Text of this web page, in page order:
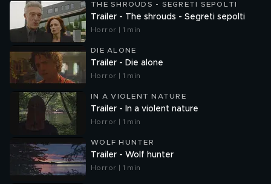
THE SHROUDS - SEGRETI SEPOLTI
Trailer - The shrouds - Segreti sepolti
Horror | 1 min
DIE ALONE
Trailer - Die alone
Horror | 1 min
IN A VIOLENT NATURE
Trailer - In a violent nature
Horror | 1 min
WOLF HUNTER
Trailer - Wolf hunter
Horror | 1 min